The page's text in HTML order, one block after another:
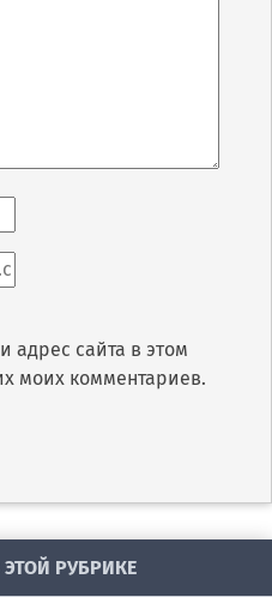
адрес сайта в этом
моих комментариев.
РУБРИКЕ